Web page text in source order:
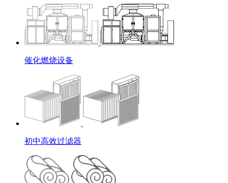
催化燃烧设备
初中高效过滤器